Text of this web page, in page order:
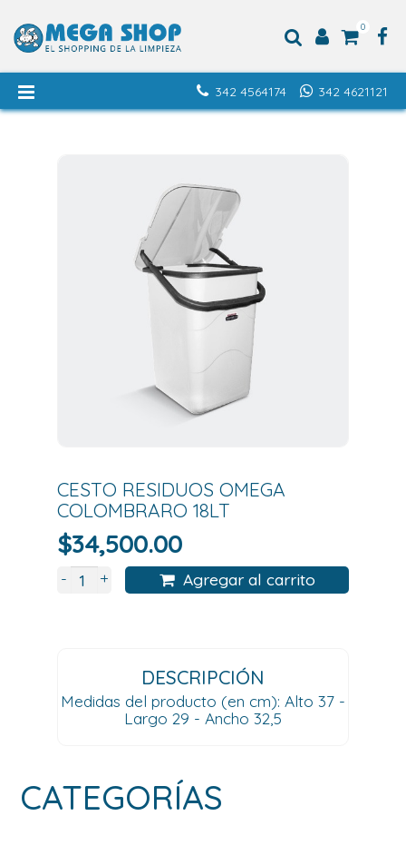
0
342 4621121
342 4564174
CESTO RESIDUOS OMEGA
COLOMBRARO 18LT
$34,500.00
- + Agregar al carrito
DESCRIPCIÓN
Medidas del producto (en cm): Alto 37 -
Largo 29 - Ancho 32,5
CATEGORÍAS